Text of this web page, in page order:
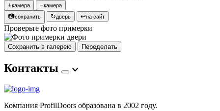
+камера −камера
📷сохранить ↻дверь ↩на сайт
Проверьте фото примерки
Сохранить в галерею Переделать
Контакты
Компания ProfilDoors образована в 2002 году.